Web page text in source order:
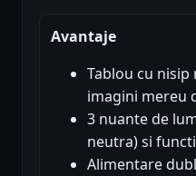
Avantaje
Tablou cu nisip
imagini mereu
3 nuante de
neutra) si
Alimentare